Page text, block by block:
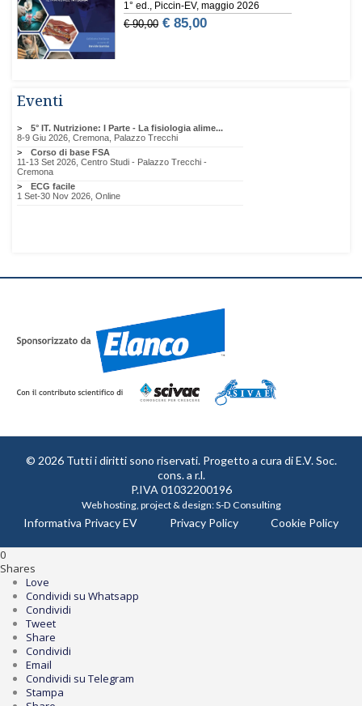
Eventi
© 2026 Tutti i diritti sono riservati. Progetto a cura diE.V. Soc.
cons. a r.l.
P.IVA 01032200196
Web hosting, project & design:S-D Consulting
Informativa Privacy EV Privacy Policy Cookie Policy
0
Shares
Love
Condividi su Whatsapp
Condividi
Tweet
Share
Condividi
Email
Condividi su Telegram
Stampa